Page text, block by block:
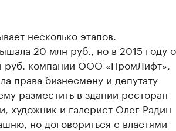
несколько этапов.
20 млн руб., но в 2015 году
руб. компании ООО «ПромЛифт»,
права бизнесмену и депутату
разместить в здании ресторан
художник и галерист Олег Радин
но договориться с властями